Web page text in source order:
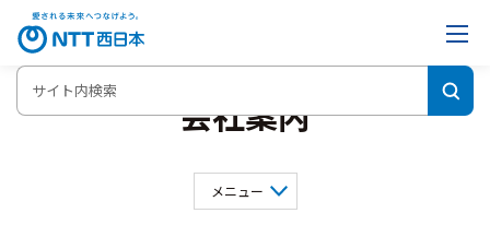
会社案内
メニュー